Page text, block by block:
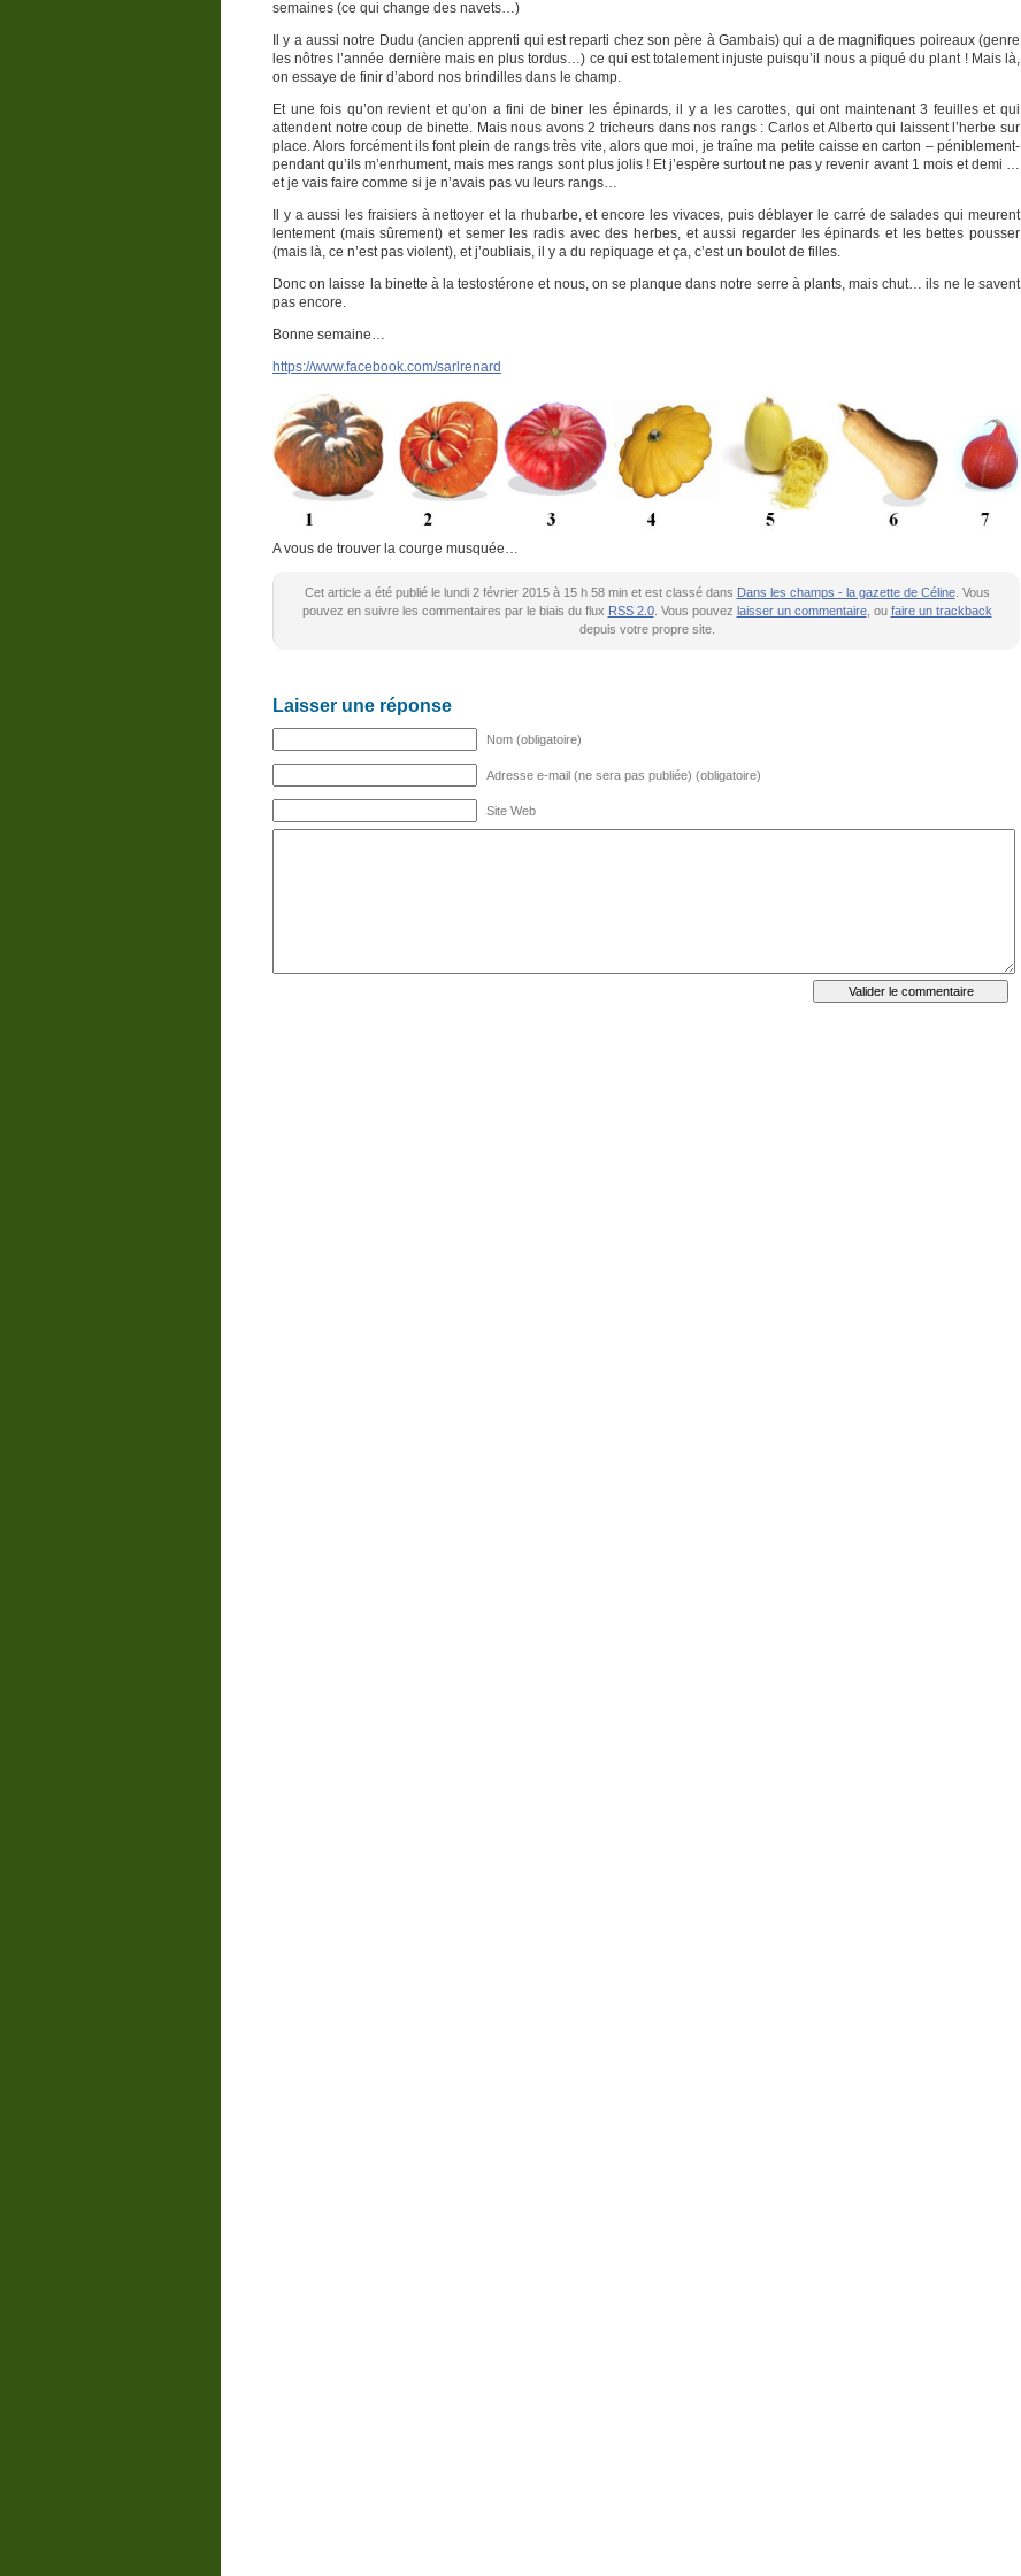
semaines (ce qui change des navets…)
Il y a aussi notre Dudu (ancien apprenti qui est reparti chez son père à Gambais) qui a de magnifiques poireaux (genre
les nôtres l’année dernière mais en plus tordus…) ce qui est totalement injuste puisqu’il nous a piqué du plant ! Mais là,
on essaye de finir d’abord nos brindilles dans le champ.
Et une fois qu’on revient et qu’on a fini de biner les épinards, il y a les carottes, qui ont maintenant 3 feuilles et qui
attendent notre coup de binette. Mais nous avons 2 tricheurs dans nos rangs : Carlos et Alberto qui laissent l’herbe sur
place. Alors forcément ils font plein de rangs très vite, alors que moi, je traîne ma petite caisse en carton – péniblement-
pendant qu’ils m’enrhument, mais mes rangs sont plus jolis ! Et j’espère surtout ne pas y revenir avant 1 mois et demi …
et je vais faire comme si je n’avais pas vu leurs rangs…
Il y a aussi les fraisiers à nettoyer et la rhubarbe, et encore les vivaces, puis déblayer le carré de salades qui meurent
lentement (mais sûrement) et semer les radis avec des herbes, et aussi regarder les épinards et les bettes pousser
(mais là, ce n’est pas violent), et j’oubliais, il y a du repiquage et ça, c’est un boulot de filles.
Donc on laisse la binette à la testostérone et nous, on se planque dans notre serre à plants, mais chut… ils ne le savent
pas encore.
Bonne semaine…
https://www.facebook.com/sarlrenard
A vous de trouver la courge musquée…
Cet article a été publié le lundi 2 février 2015 à 15 h 58 min et est classé dans Dans les champs - la gazette de Céline. Vous
pouvez en suivre les commentaires par le biais du flux RSS 2.0. Vous pouvez laisser un commentaire, ou faire un trackback
depuis votre propre site.
Laisser une réponse
Nom (obligatoire)
Adresse e-mail (ne sera pas publiée) (obligatoire)
Site Web